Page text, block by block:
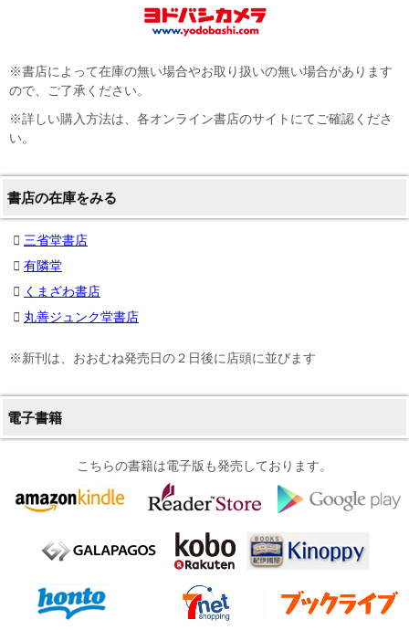
※書店によって在庫の無い場合やお取り扱いの無い場合があります
ので、ご了承ください。
※詳しい購入方法は、各オンライン書店のサイトにてご確認くださ
い。
書店の在庫をみる
三省堂書店
有隣堂
くまざわ書店
丸善ジュンク堂書店
※新刊は、おおむね発売日の２日後に店頭に並びます
電子書籍
こちらの書籍は電子版も発売しております。